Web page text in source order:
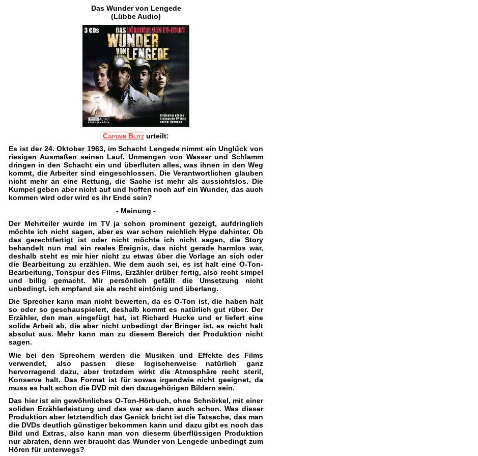
Das Wunder von Lengede
(Lübbe Audio)
Captain Blitz urteilt:
Es ist der 24. Oktober 1963, im Schacht Lengede nimmt ein Unglück von
riesigen Ausmaßen seinen Lauf. Unmengen von Wasser und Schlamm
dringen in den Schacht ein und überfluten alles, was ihnen in den Weg
kommt, die Arbeiter sind eingeschlossen. Die Verantwortlichen glauben
nicht mehr an eine Rettung, die Sache ist mehr als aussichtslos. Die
Kumpel geben aber nicht auf und hoffen noch auf ein Wunder, das auch
kommen wird oder wird es ihr Ende sein?
- Meinung -
Der Mehrteiler wurde im TV ja schon prominent gezeigt, aufdringlich
möchte ich nicht sagen, aber es war schon reichlich Hype dahinter. Ob
das gerechtfertigt ist oder nicht möchte ich nicht sagen, die Story
behandelt nun mal ein reales Ereignis, das nicht gerade harmlos war,
deshalb steht es mir hier nicht zu etwas über die Vorlage an sich oder
die Bearbeitung zu erzählen. Wie dem auch sei, es ist halt eine O-Ton-
Bearbeitung, Tonspur des Films, Erzähler drüber fertig, also recht simpel
und billig gemacht. Mir persönlich gefällt die Umsetzung nicht
unbedingt, ich empfand sie als recht eintönig und überlang.
Die Sprecher kann man nicht bewerten, da es O-Ton ist, die haben halt
so oder so geschauspielert, deshalb kommt es natürlich gut rüber. Der
Erzähler, den man eingefügt hat, ist Richard Hucke und er liefert eine
solide Arbeit ab, die aber nicht unbedingt der Bringer ist, es reicht halt
absolut aus. Mehr kann man zu diesem Bereich der Produktion nicht
sagen.
Wie bei den Sprechern werden die Musiken und Effekte des Films
verwendet, also passen diese logischerweise natürlich ganz
hervorragend dazu, aber trotzdem wirkt die Atmosphäre recht steril,
Konserve halt. Das Format ist für sowas irgendwie nicht geeignet, da
muss es halt schon die DVD mit den dazugehörigen Bildern sein.
Das hier ist ein gewöhnliches O-Ton-Hörbuch, ohne Schnörkel, mit einer
soliden Erzählerleistung und das war es dann auch schon. Was dieser
Produktion aber letztendlich das Genick bricht ist die Tatsache, das man
die DVDs deutlich günstiger bekommen kann und dazu gibt es noch das
Bild und Extras, also kann man von dieserm überflüssigen Produktion
nur abraten, denn wer braucht das Wunder von Lengede unbedingt zum
Hören für unterwegs?